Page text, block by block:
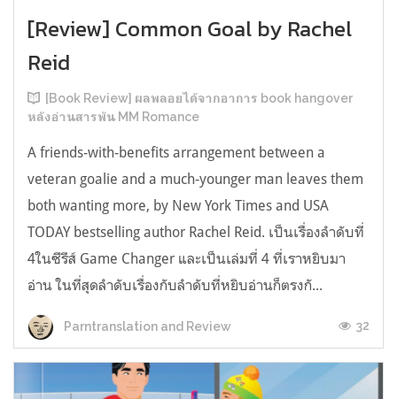
[Review] Common Goal by Rachel
Reid
[Book Review] ผลพลอยได้จากอาการ book hangover
หลังอ่านสารพัน MM Romance
A friends-with-benefits arrangement between a
veteran goalie and a much-younger man leaves them
both wanting more, by New York Times and USA
TODAY bestselling author Rachel Reid. เป็นเรื่องลำดับที่
4ในซีรีส์ Game Changer และเป็นเล่มที่ 4 ที่เราหยิบมา
อ่าน ในที่สุดลำดับเรื่องกับลำดับที่หยิบอ่านก็ตรงกั...
Parntranslation and Review 32